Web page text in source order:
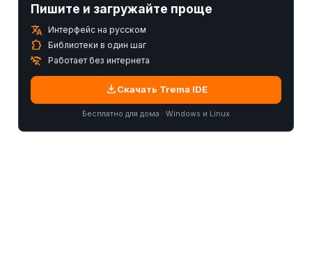
Пишите и загружайте проще
translate Интерфейс на русском
extension Библиотеки в один шаг
wifi_off Работает без интернета
downloadСкачать Trema IDE
Бесплатно для дома · Windows и Linux